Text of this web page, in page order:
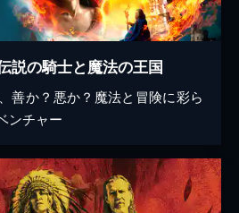
の騎士と魔法の王国
善か？悪か？魔法と冒険に彩ら
ンチャー